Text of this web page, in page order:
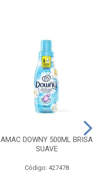
AMAC DOWNY 500ML BRISA
SUAVE
Código: 427478